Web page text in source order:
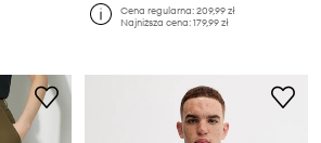
Cena regularna:209,99 zł
Najniższa cena:179,99 zł